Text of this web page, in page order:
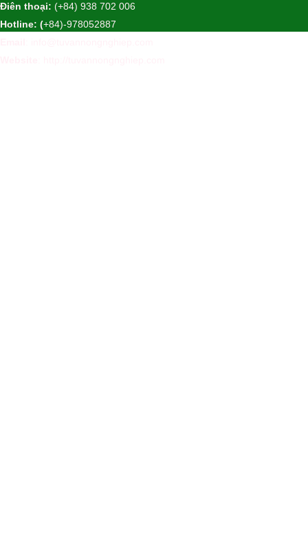
Điên thoại: (+84) 938 702 006
Hotline: (+84)-978052887